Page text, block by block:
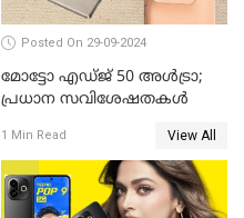
Posted On 29-09-2024
മോട്ടോ എഡ്ജ് 50 അൾട്രാ;
പ്രധാന സവിശേഷതകൾ
1 Min Read View All